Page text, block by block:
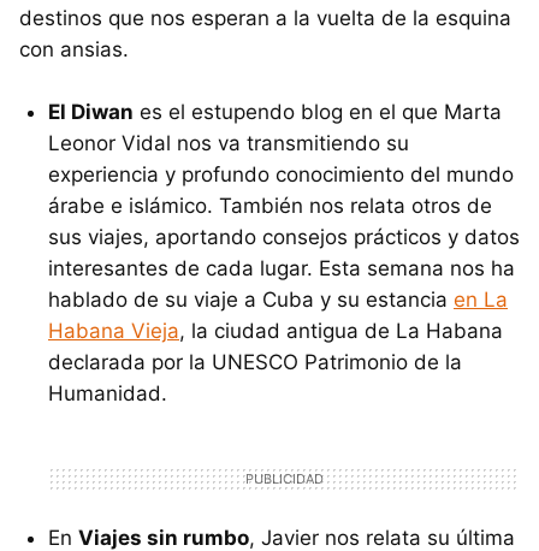
destinos que nos esperan a la vuelta de la esquina
con ansias.
El Diwan es el estupendo blog en el que Marta
Leonor Vidal nos va transmitiendo su
experiencia y profundo conocimiento del mundo
árabe e islámico. También nos relata otros de
sus viajes, aportando consejos prácticos y datos
interesantes de cada lugar. Esta semana nos ha
hablado de su viaje a Cuba y su estancia en La
Habana Vieja, la ciudad antigua de La Habana
declarada por la UNESCO Patrimonio de la
Humanidad.
En Viajes sin rumbo, Javier nos relata su última